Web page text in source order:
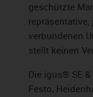
geschützte
verbundenen
stellt keinen
Die igus® SE
Festo,